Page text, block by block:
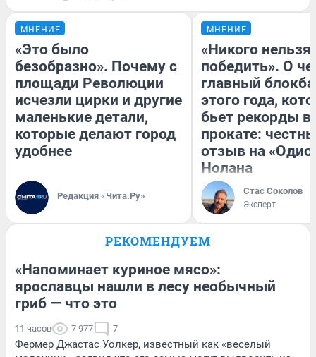
МНЕНИЕ
«Это было
безобразно». Почему с
площади Революции
исчезли цирки и другие
маленькие детали,
которые делают город
удобнее
Редакция «Чита.Ру»
МНЕНИЕ
«Никого нельзя
победить». О
главный
этого года,
бьет рекорды в
прокате:
отзыв на
Нолана
Стас Соколов
Эксперт
РЕКОМЕНДУЕМ
«Напоминает куриное мясо»:
ярославцы нашли в лесу необычный
гриб — что это
11 часов 7 977 7
Фермер Джастас Уолкер, известный как «веселый